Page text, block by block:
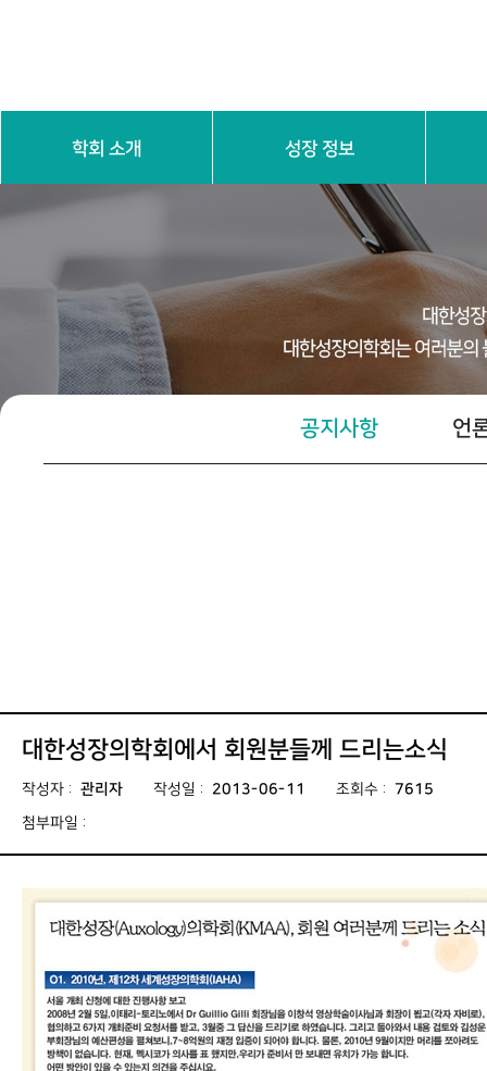
학회 소개 성장 정보
학회 정관 임원진
성장 기본 이해 진단 검
공지사항 언
대한성장의학회에서 회원분들께 드리는소식
작성자 : 관리자 작성일 : 2013-06-11 조회수 : 7615
첨부파일 :